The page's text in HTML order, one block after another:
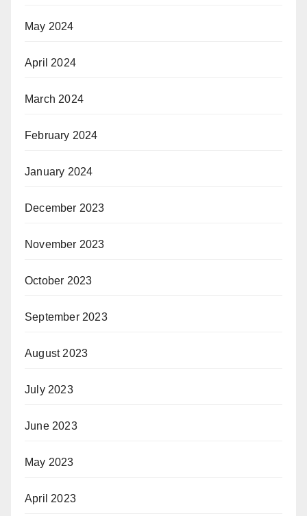
May 2024
April 2024
March 2024
February 2024
January 2024
December 2023
November 2023
October 2023
September 2023
August 2023
July 2023
June 2023
May 2023
April 2023